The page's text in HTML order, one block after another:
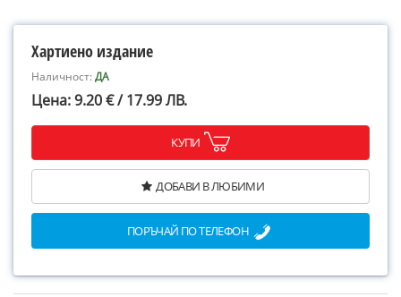
Хартиено издание
Наличност:ДА
Цена: 9.20 € / 17.99 ЛВ.
КУПИ
ДОБАВИ В ЛЮБИМИ
ПОРЪЧАЙ ПО ТЕЛЕФОН